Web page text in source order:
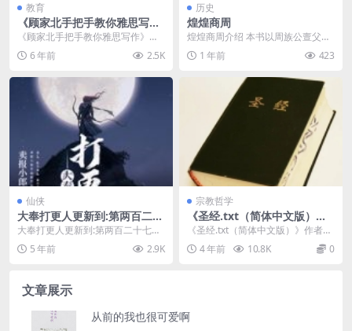
教育
《顾家北手把手教你雅思写
作》
《顾家北手把手教你雅思写作》本
书适合愿意提高雅思写作成绩的考
生，旨在帮助考生尽快...
6 年前 2.5K
历史
煌煌商周
煌煌商周介绍 本书以周族公亶父迁
岐山至周公旦病逝的百余年间前史
为主线，辅以晚商武...
1 年前 423
仙侠
大奉打更人更新到:第两百二十
七章 备胎们的回信
大奉打更人更新到:第两百二十七章
备胎们的回信介绍 这个国际，有
儒；有道；有佛；...
5 年前 2.9K
宗教哲学
《圣经.txt（简体中文版）》
作者：基督教译者：中国基督
教协会
《圣经.txt（简体中文版）》作者：
基督教译者：中国基督教协会介绍
《圣经》是犹...
4 年前 10.8K 0
文章展示
从前的我也很可爱啊